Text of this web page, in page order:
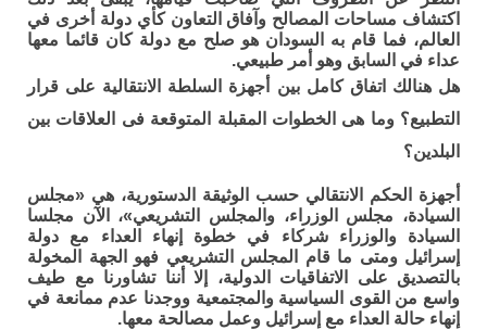
اكتشاف مساحات المصالح وآفاق التعاون كأي دولة أخرى في
العالم، فما قام به السودان هو صلح مع دولة كان قائما معها
عداء في السابق وهو أمر طبيعي.
هل هنالك اتفاق كامل بين أجهزة السلطة الانتقالية على قرار
التطبيع؟ وما هى الخطوات المقبلة المتوقعة فى العلاقات بين
البلدين؟
أجهزة الحكم الانتقالي حسب الوثيقة الدستورية، هي «مجلس
السيادة، مجلس الوزراء، والمجلس التشريعي»، الآن مجلسا
السيادة والوزراء شركاء في خطوة إنهاء العداء مع دولة
إسرائيل ومتى ما قام المجلس التشريعي فهو الجهة المخولة
بالتصديق على الاتفاقيات الدولية، إلا أننا تشاورنا مع طيف
واسع من القوى السياسية والمجتمعية ووجدنا عدم ممانعة في
إنهاء حالة العداء مع إسرائيل وعمل مصالحة معها.